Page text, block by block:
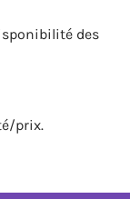
des
prix.